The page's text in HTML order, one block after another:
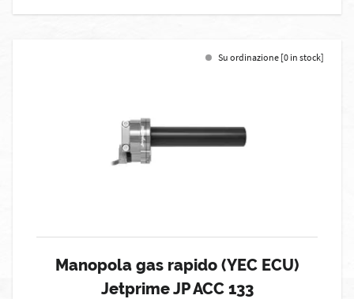
Su ordinazione [0 in stock]
Manopola gas rapido (YEC ECU)
Jetprime JP ACC 133